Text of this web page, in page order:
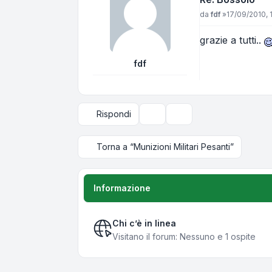
fdf
Messaggio
dafdf »17/09/2010,
grazie a tutti..
Rispondi
Torna a “Munizioni Militari Pesanti”
Informazione
Chi c’è in linea
Visitano il forum: Nessuno e 1 ospite